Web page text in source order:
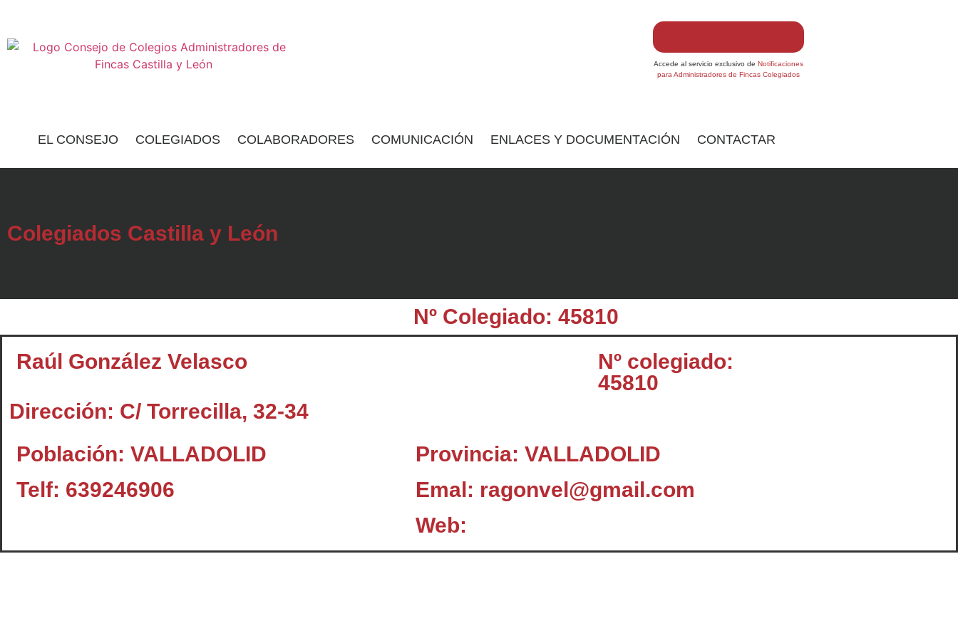
Accede al servicio exclusivo deNotificaciones
para Administradores de Fincas Colegiados
EL CONSEJO COLEGIADOS COLABORADORES COMUNICACIÓN ENLACES Y DOCUMENTACIÓN CONTACTAR
Colegiados Castilla y León
Nº Colegiado: 45810
Raúl González Velasco
Nº colegiado:
45810
Dirección: C/ Torrecilla, 32-34
Población: VALLADOLID
Provincia: VALLADOLID
Telf: 639246906
Emal: ragonvel@gmail.com
Web: